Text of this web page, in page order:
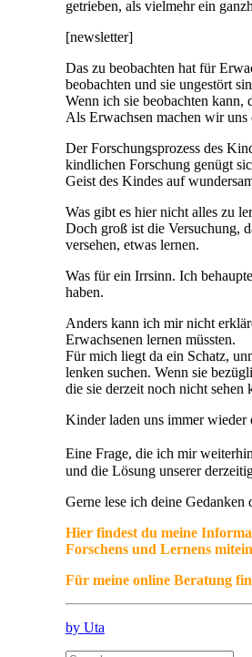
getrieben, als vielmehr ein
[newsletter]
Das zu beobachten hat für
beobachten und sie ungestört
Wenn ich sie beobachten kann,
Als Erwachsen machen wir uns
Der Forschungsprozess des
kindlichen Forschung genügt
Geist des Kindes auf
Was gibt es hier nicht alles zu
Doch groß ist die Versuchung,
versehen, etwas lernen.
Was für ein Irrsinn. Ich
haben.
Anders kann ich mir nicht
Erwachsenen lernen müssten.
Für mich liegt da ein Schatz,
lenken suchen. Wenn sie
die sie derzeit noch nicht
Kinder laden uns immer wieder
Eine Frage, die ich mir
und die Lösung unserer
Gerne lese ich deine
Hier findest du meine
Forschens und Lernens
Für meine online Beratung
by Uta